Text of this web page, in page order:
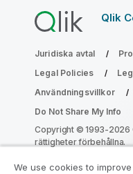
Qlik
Juridiska avtal
Legal Policies
Användningsvillkor
Do Not Share My Info
Copyright © 1993-2026
rättigheter förbehållna.
We use cookies to